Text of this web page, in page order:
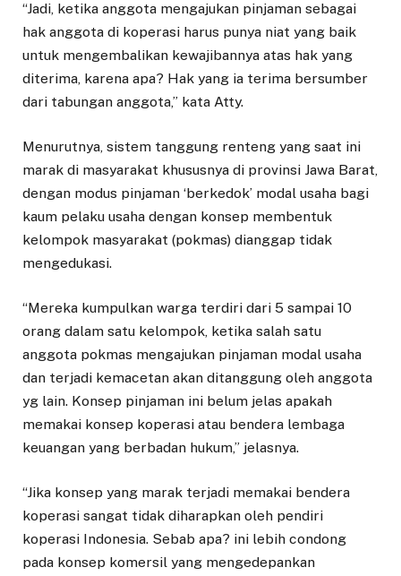
“Jadi, ketika anggota mengajukan pinjaman sebagai
hak anggota di koperasi harus punya niat yang baik
untuk mengembalikan kewajibannya atas hak yang
diterima, karena apa? Hak yang ia terima bersumber
dari tabungan anggota,” kata Atty.
Menurutnya, sistem tanggung renteng yang saat ini
marak di masyarakat khususnya di provinsi Jawa Barat,
dengan modus pinjaman ‘berkedok’ modal usaha bagi
kaum pelaku usaha dengan konsep membentuk
kelompok masyarakat (pokmas) dianggap tidak
mengedukasi.
“Mereka kumpulkan warga terdiri dari 5 sampai 10
orang dalam satu kelompok, ketika salah satu
anggota pokmas mengajukan pinjaman modal usaha
dan terjadi kemacetan akan ditanggung oleh anggota
yg lain. Konsep pinjaman ini belum jelas apakah
memakai konsep koperasi atau bendera lembaga
keuangan yang berbadan hukum,” jelasnya.
“Jika konsep yang marak terjadi memakai bendera
koperasi sangat tidak diharapkan oleh pendiri
koperasi Indonesia. Sebab apa? ini lebih condong
pada konsep komersil yang mengedepankan